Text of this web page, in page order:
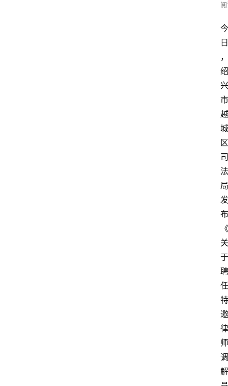
今
日
，
绍
兴
市
越
城
区
司
法
局
发
布
《
关
于
聘
任
特
邀
律
师
调
解